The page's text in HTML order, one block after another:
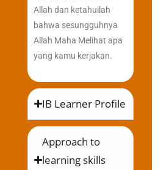
Allah dan ketahuilah
bahwa sesungguhnya
Allah Maha Melihat apa
yang kamu kerjakan.
IB Learner Profile
Approach to
learning skills